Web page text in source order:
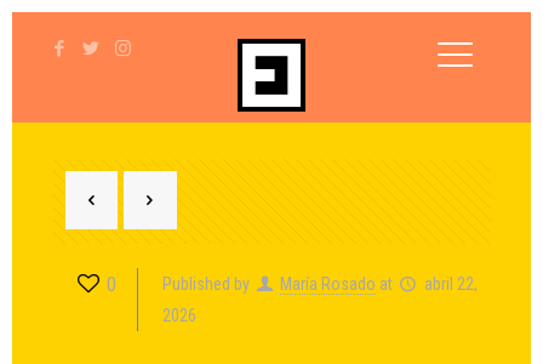
0 Published by María Rosado at
abril 22,
2026